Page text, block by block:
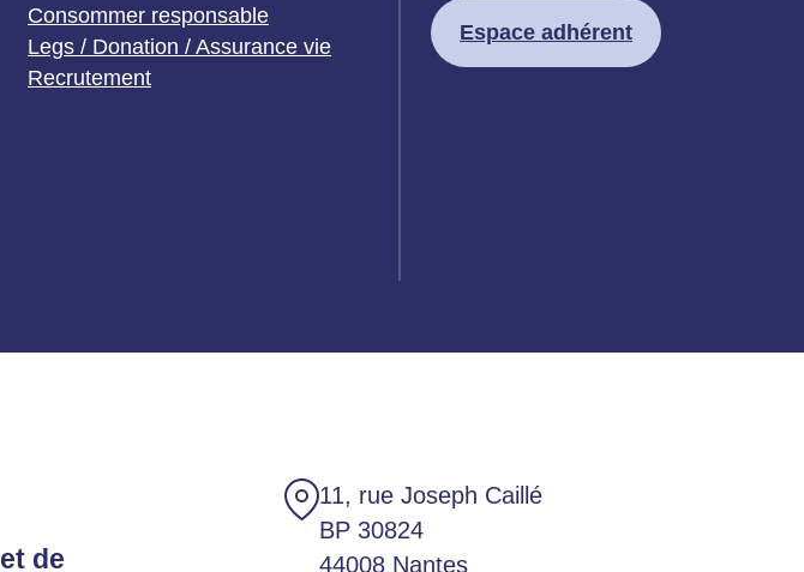
Consommer responsable
Legs / Donation / Assurance vie
Recrutement
Espace adhérent
et de
11, rue Joseph Caillé
BP 30824
44008 Nantes